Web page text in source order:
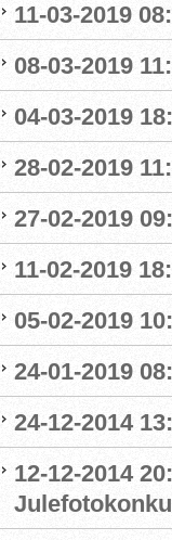
11-03-2019
08-03-2019
04-03-2019
28-02-2019
27-02-2019
11-02-2019
05-02-2019
24-01-2019
24-12-2014
12-12-2014